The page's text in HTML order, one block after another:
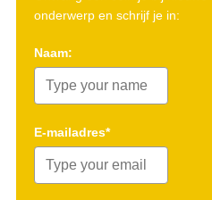
onderwerp en schrijf je in:
Naam:
E-mailadres*